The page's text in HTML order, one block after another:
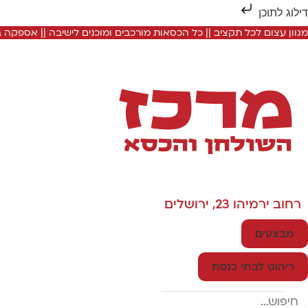
דילוג לתוכן
מגוון עצום לכל תקציב || כל הכסאות מורכבים ומוכנים לישיבה ||
רחוב ירמיהו 23, ירושלים
מבצעים
ריהוט לבתי כנסת
Search